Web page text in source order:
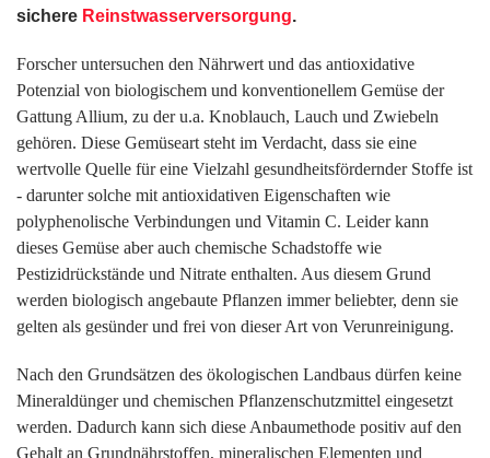
sichere Reinstwasserversorgung.
Forscher untersuchen den Nährwert und das antioxidative
Potenzial von biologischem und konventionellem Gemüse der
Gattung Allium, zu der u.a. Knoblauch, Lauch und Zwiebeln
gehören. Diese Gemüseart steht im Verdacht, dass sie eine
wertvolle Quelle für eine Vielzahl gesundheitsfördernder Stoffe ist
- darunter solche mit antioxidativen Eigenschaften wie
polyphenolische Verbindungen und Vitamin C. Leider kann
dieses Gemüse aber auch chemische Schadstoffe wie
Pestizidrückstände und Nitrate enthalten. Aus diesem Grund
werden biologisch angebaute Pflanzen immer beliebter, denn sie
gelten als gesünder und frei von dieser Art von Verunreinigung.
Nach den Grundsätzen des ökologischen Landbaus dürfen keine
Mineraldünger und chemischen Pflanzenschutzmittel eingesetzt
werden. Dadurch kann sich diese Anbaumethode positiv auf den
Gehalt an Grundnährstoffen, mineralischen Elementen und